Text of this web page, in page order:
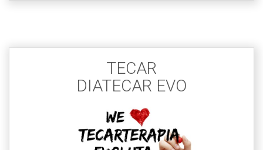
TECAR
DIATECAR EVO